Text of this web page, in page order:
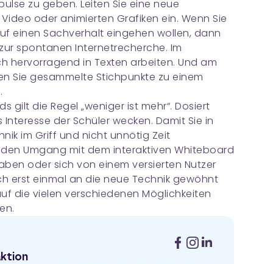
zu geben. Leiten Sie eine neue
oder animierten Grafiken ein. Wenn Sie
einen Sachverhalt eingehen wollen, dann
spontanen Internetrecherche. Im
hervorragend in Texten arbeiten. Und am
Sie gesammelte Stichpunkte zu einem
gilt die Regel „weniger ist mehr“. Dosiert
der Schüler wecken. Damit Sie in
im Griff und nicht unnötig Zeit
Umgang mit dem interaktiven Whiteboard
oder sich von einem versierten Nutzer
erst einmal an die neue Technik gewöhnt
die vielen verschiedenen Möglichkeiten